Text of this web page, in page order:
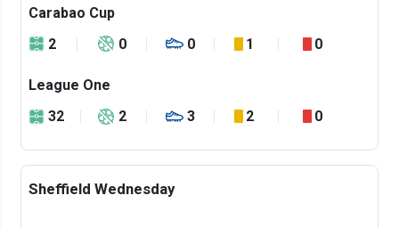
Carabao Cup
2
0 0 1 0
League One
32
2 3 2 0
Sheffield Wednesday